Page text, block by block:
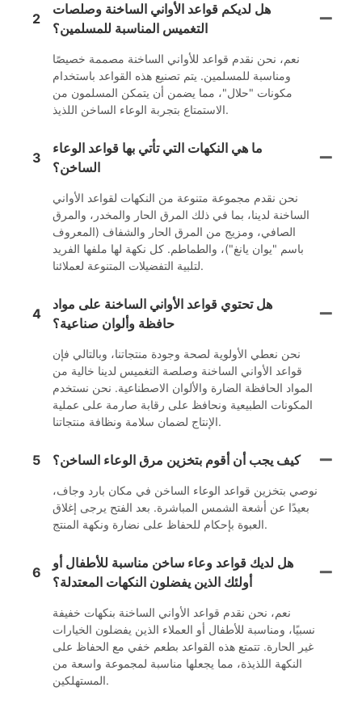
2
هل لديكم قواعد الأواني الساخنة وصلصات
التغميس المناسبة للمسلمين؟
نعم، نحن نقدم قواعد للأواني الساخنة مصممة خصيصًا
ومناسبة للمسلمين. يتم تصنيع هذه القواعد باستخدام
مكونات "حلال"، مما يضمن أن يتمكن المسلمون من
الاستمتاع بتجربة الوعاء الساخن اللذيذ.
3
ما هي النكهات التي تأتي بها قواعد الوعاء
الساخن؟
نحن نقدم مجموعة متنوعة من النكهات لقواعد الأواني
الساخنة لدينا، بما في ذلك المرق الحار والمخدر، والمرق
الصافي، ومزيج من المرق الحار والشفاف (المعروف
باسم "يوان يانغ")، والطماطم. كل نكهة لها ملفها الفريد
لتلبية التفضيلات المتنوعة لعملائنا.
4
هل تحتوي قواعد الأواني الساخنة على مواد
حافظة وألوان صناعية؟
نحن نعطي الأولوية لصحة وجودة منتجاتنا، وبالتالي فإن
قواعد الأواني الساخنة وصلصة التغميس لدينا خالية من
المواد الحافظة الضارة والألوان الاصطناعية. نحن نستخدم
المكونات الطبيعية ونحافظ على رقابة صارمة على عملية
الإنتاج لضمان سلامة ونظافة منتجاتنا.
5 كيف يجب أن أقوم بتخزين مرق الوعاء الساخن؟
نوصي بتخزين قواعد الوعاء الساخن في مكان بارد وجاف،
بعيدًا عن أشعة الشمس المباشرة. بعد الفتح يرجى إغلاق
العبوة بإحكام للحفاظ على نضارة ونكهة المنتج.
6
هل لديك قواعد وعاء ساخن مناسبة للأطفال أو
أولئك الذين يفضلون النكهات المعتدلة؟
نعم، نحن نقدم قواعد الأواني الساخنة بنكهات خفيفة
نسبيًا، ومناسبة للأطفال أو العملاء الذين يفضلون الخيارات
غير الحارة. تتمتع هذه القواعد بطعم خفي مع الحفاظ على
النكهة اللذيذة، مما يجعلها مناسبة لمجموعة واسعة من
المستهلكين.